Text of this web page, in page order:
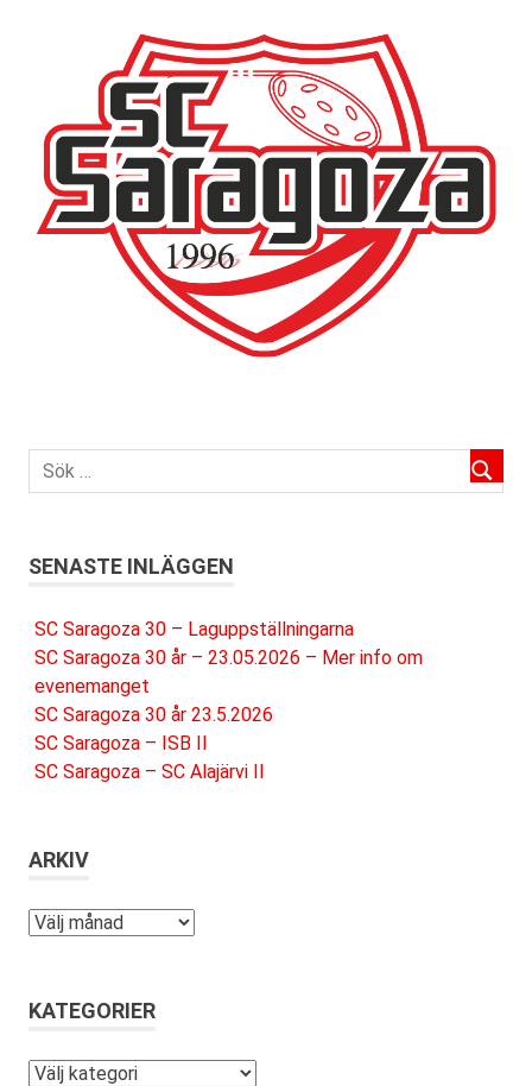
SENASTE INLÄGGEN
SC Saragoza 30 – Laguppställningarna
SC Saragoza 30 år – 23.05.2026 – Mer info om
evenemanget
SC Saragoza 30 år 23.5.2026
SC Saragoza – ISB II
SC Saragoza – SC Alajärvi II
ARKIV
Arkiv
KATEGORIER
Kategorier